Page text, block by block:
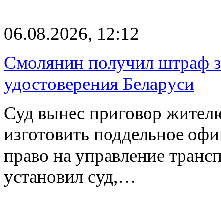
06.08.2026, 12:12
Смолянин получил штраф
удостоверения Беларуси
Суд вынес приговор
изготовить поддельное
право на управление
установил суд,…